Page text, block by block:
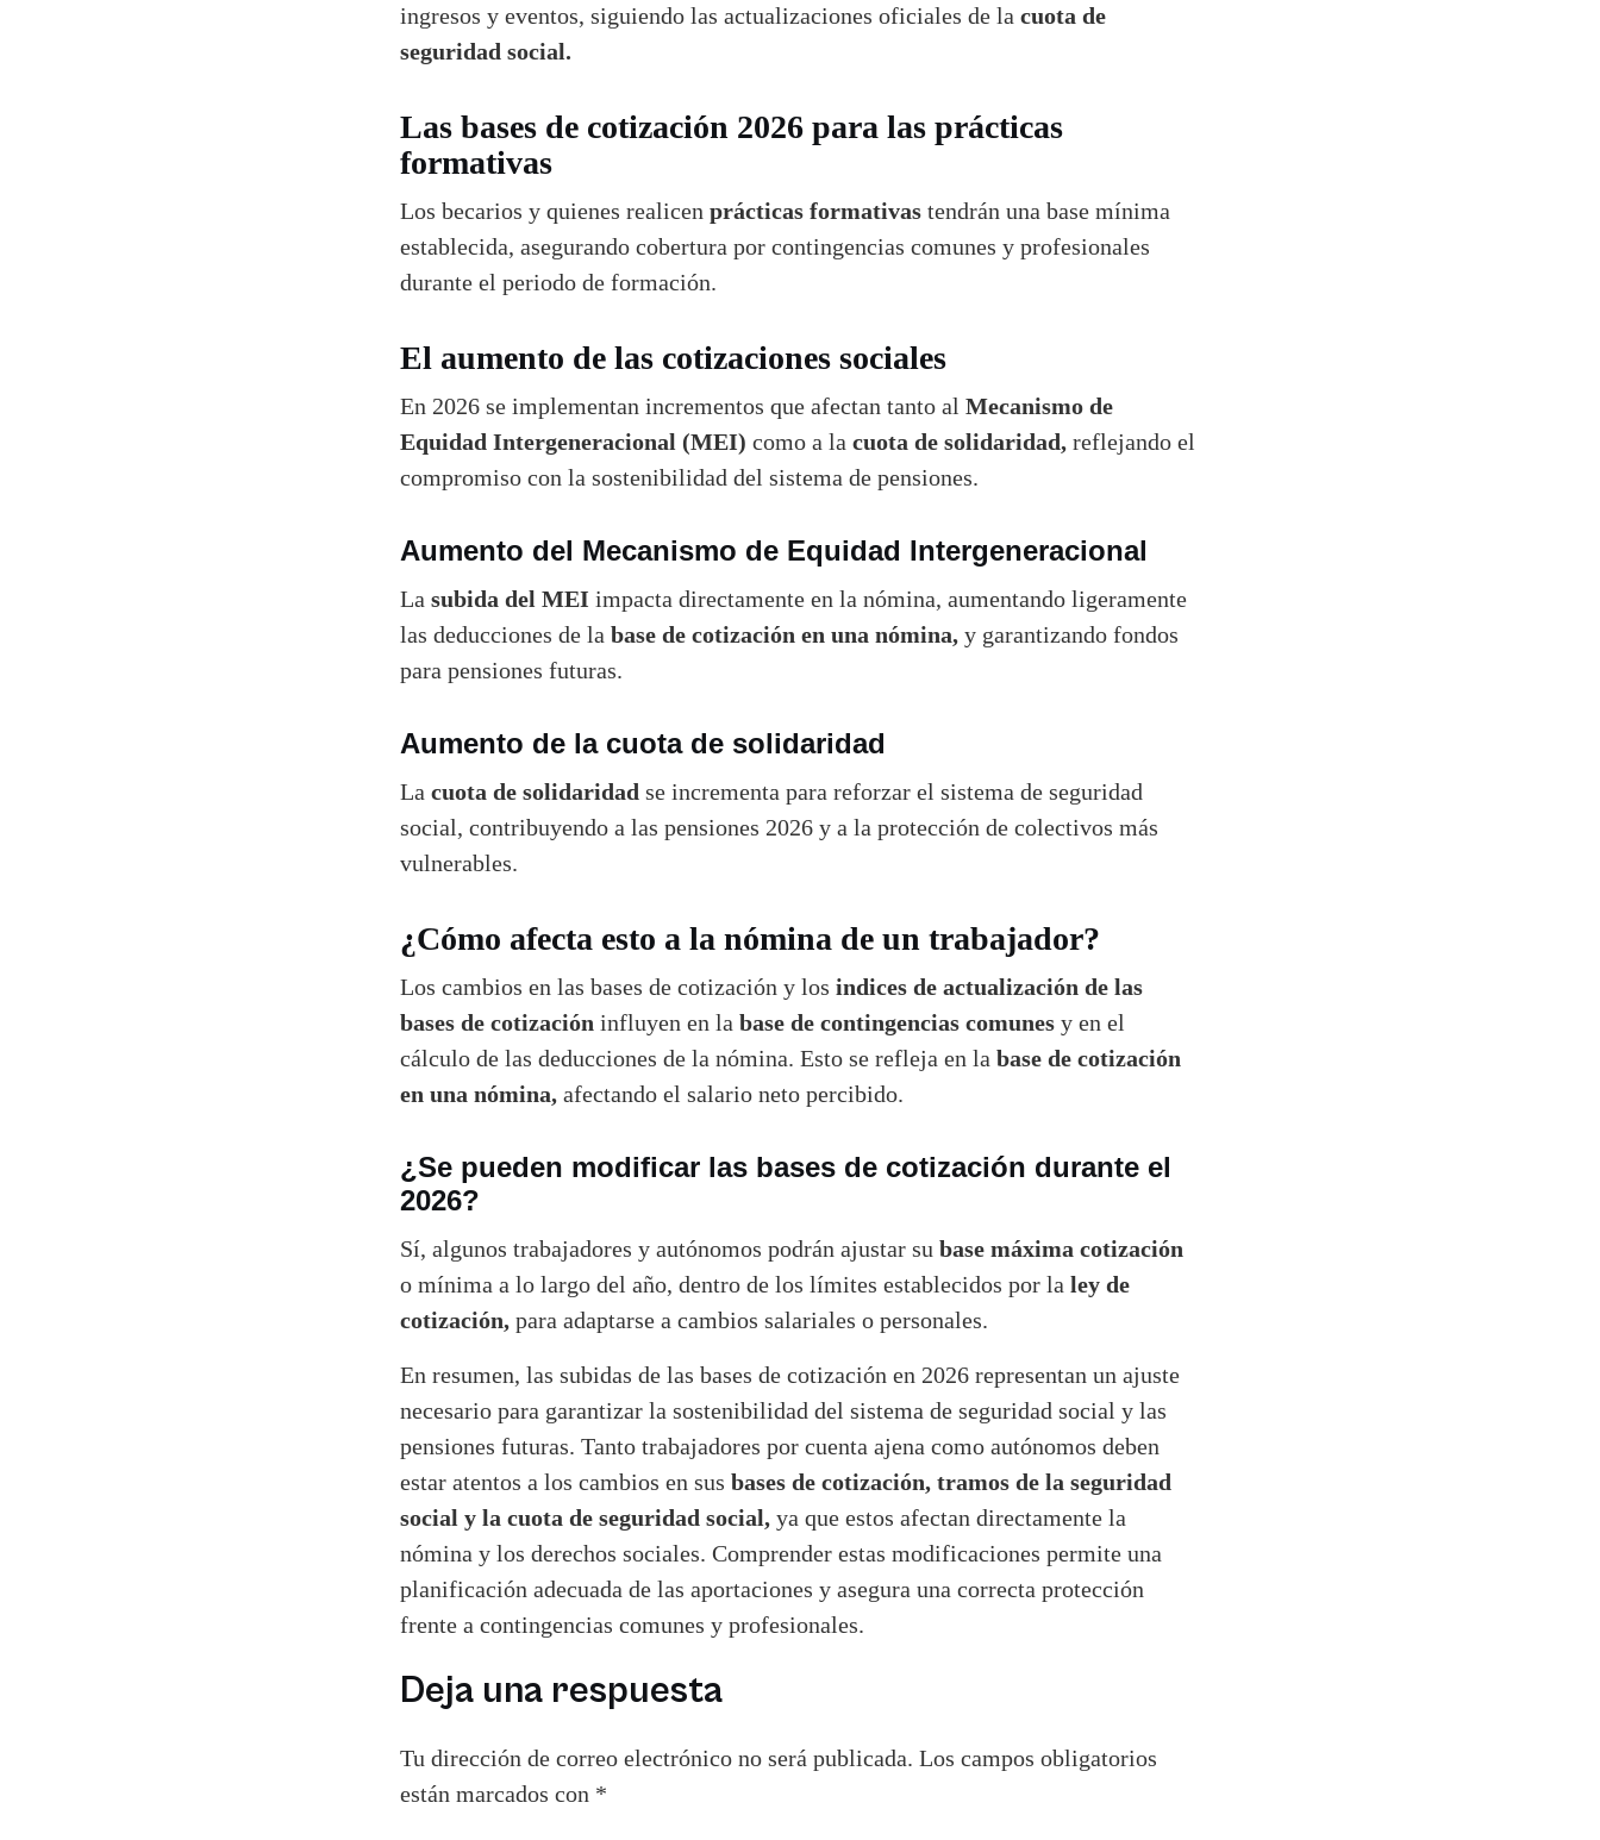
ingresos y eventos, siguiendo las actualizaciones oficiales de la cuota de
seguridad social.
Las bases de cotización 2026 para las prácticas
formativas
Los becarios y quienes realicen prácticas formativas tendrán una base mínima
establecida, asegurando cobertura por contingencias comunes y profesionales
durante el periodo de formación.
El aumento de las cotizaciones sociales
En 2026 se implementan incrementos que afectan tanto al Mecanismo de
Equidad Intergeneracional (MEI) como a la cuota de solidaridad, reflejando el
compromiso con la sostenibilidad del sistema de pensiones.
Aumento del Mecanismo de Equidad Intergeneracional
La subida del MEI impacta directamente en la nómina, aumentando ligeramente
las deducciones de la base de cotización en una nómina, y garantizando fondos
para pensiones futuras.
Aumento de la cuota de solidaridad
La cuota de solidaridad se incrementa para reforzar el sistema de seguridad
social, contribuyendo a las pensiones 2026 y a la protección de colectivos más
vulnerables.
¿Cómo afecta esto a la nómina de un trabajador?
Los cambios en las bases de cotización y los indices de actualización de las
bases de cotización influyen en la base de contingencias comunes y en el
cálculo de las deducciones de la nómina. Esto se refleja en la base de cotización
en una nómina, afectando el salario neto percibido.
¿Se pueden modificar las bases de cotización durante el
2026?
Sí, algunos trabajadores y autónomos podrán ajustar su base máxima cotización
o mínima a lo largo del año, dentro de los límites establecidos por la ley de
cotización, para adaptarse a cambios salariales o personales.
En resumen, las subidas de las bases de cotización en 2026 representan un ajuste
necesario para garantizar la sostenibilidad del sistema de seguridad social y las
pensiones futuras. Tanto trabajadores por cuenta ajena como autónomos deben
estar atentos a los cambios en sus bases de cotización, tramos de la seguridad
social y la cuota de seguridad social, ya que estos afectan directamente la
nómina y los derechos sociales. Comprender estas modificaciones permite una
planificación adecuada de las aportaciones y asegura una correcta protección
frente a contingencias comunes y profesionales.
Deja una respuesta
Tu dirección de correo electrónico no será publicada. Los campos obligatorios
están marcados con *